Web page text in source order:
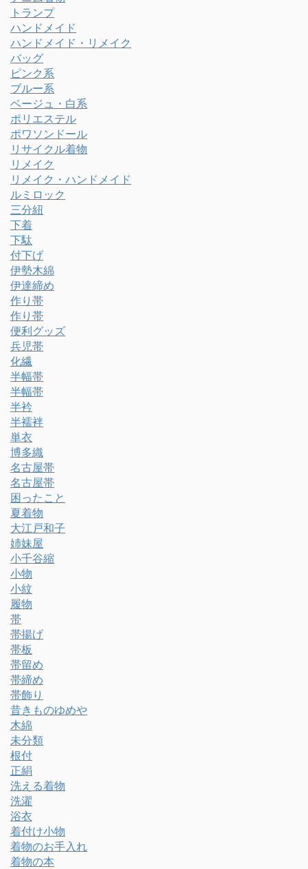
トランプ
ハンドメイド
ハンドメイド・リメイク
バッグ
ピンク系
ブルー系
ベージュ・白系
ポリエステル
ポワソンドール
リサイクル着物
リメイク
リメイク・ハンドメイド
ルミロック
三分紐
下着
下駄
付下げ
伊勢木綿
伊達締め
作り帯
作り帯
便利グッズ
兵児帯
化繊
半幅帯
半幅帯
半衿
半襦袢
単衣
博多織
名古屋帯
名古屋帯
困ったこと
夏着物
大江戸和子
姉妹屋
小千谷縮
小物
小紋
履物
帯
帯揚げ
帯板
帯留め
帯締め
帯飾り
昔きものゆめや
木綿
未分類
根付
正絹
洗える着物
洗濯
浴衣
着付け小物
着物のお手入れ
着物の本